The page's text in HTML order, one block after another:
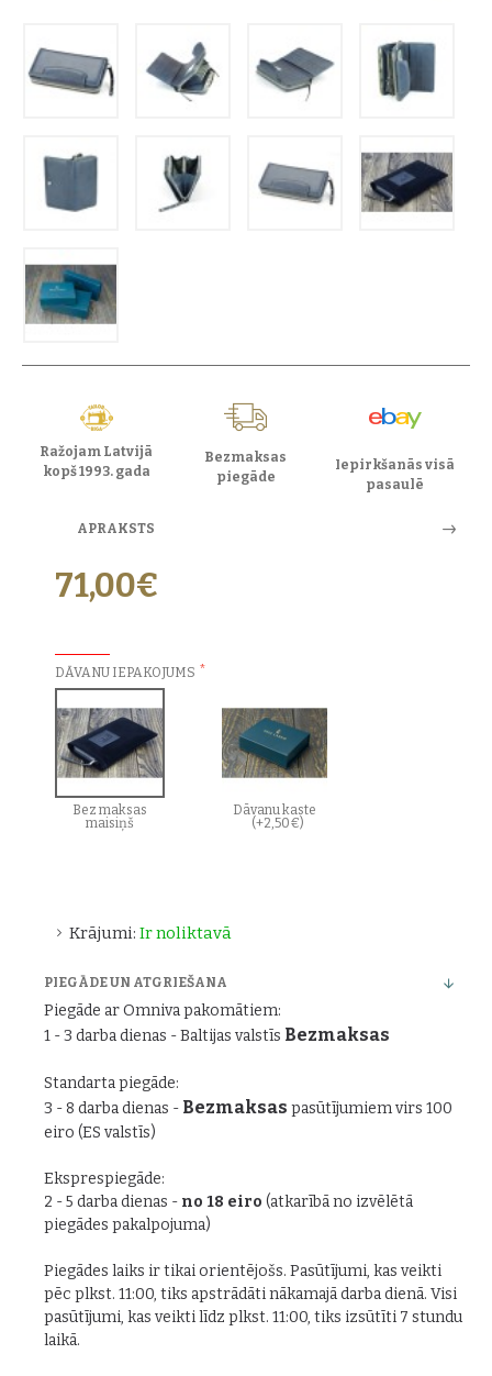
Ražojam Latvijā
kopš 1993. gada
Bezmaksas
piegāde
Iepirkšanās visā
pasaulē
APRAKSTS
Krājumi: Ir noliktavā
71,00€
DĀVANU IEPAKOJUMS
Bez maksas
maisiņš
Dāvanu kaste
(+2,50€)
PIEGĀDE UN ATGRIEŠANA
Piegāde ar Omniva pakomātiem:
1 - 3 darba dienas - Baltijas valstīs Bezmaksas
Standarta piegāde:
3 - 8 darba dienas - Bezmaksas pasūtījumiem virs 100
eiro (ES valstīs)
Eksprespiegāde:
2 - 5 darba dienas - no 18 eiro (atkarībā no izvēlētā
piegādes pakalpojuma)
Piegādes laiks ir tikai orientējošs. Pasūtījumi, kas veikti
pēc plkst. 11:00, tiks apstrādāti nākamajā darba dienā. Visi
pasūtījumi, kas veikti līdz plkst. 11:00, tiks izsūtīti 7 stundu
laikā.